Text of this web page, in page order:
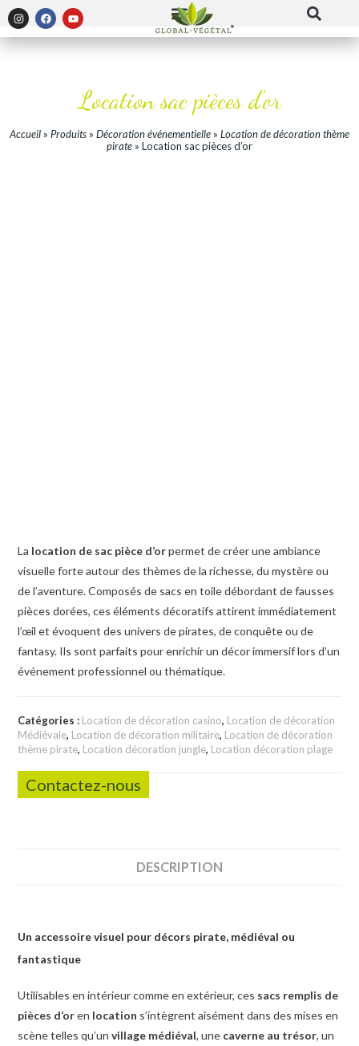
Location sac pièces d’or
Accueil » Produits » Décoration événementielle » Location de décoration thème
pirate » Location sac pièces d’or
La location de sac pièce d’orpermet de créer une ambiance
visuelle forte autour des thèmes de la richesse, du mystère ou
de l’aventure. Composés de sacs en toile débordant de fausses
pièces dorées, ces éléments décoratifs attirent immédiatement
l’œil et évoquent des univers de pirates, de conquête ou de
fantasy. Ils sont parfaits pour enrichir un décor immersif lors d’un
événement professionnel ou thématique.
Catégories : Location de décoration casino, Location de décoration
Médiévale, Location de décoration militaire, Location de décoration
thème pirate, Location décoration jungle, Location décoration plage
Contactez-nous
DESCRIPTION
Un accessoire visuel pour décors pirate, médiéval ou
fantastique
Utilisables en intérieur comme en extérieur, ces sacs remplis de
pièces d’oren location s’intègrent aisément dans des mises en
scène telles qu’unvillage médiéval, une caverne au trésor, un